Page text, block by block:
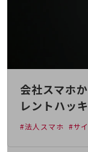
NTTドコモビジネ
ダイバーシティ
経営情報
経営情報TOP
業績
会社スマホ
レントハッ
#法人スマホ #サ